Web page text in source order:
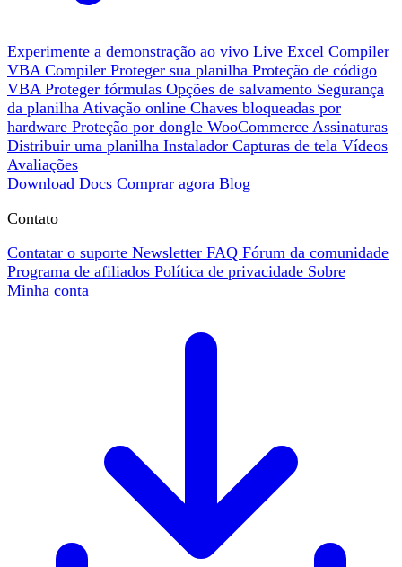
Experimente a demonstração ao vivo Live Excel Compiler
VBA Compiler Proteger sua planilha Proteção de código
VBA Proteger fórmulas Opções de salvamento Segurança
da planilha Ativação online Chaves bloqueadas por
hardware Proteção por dongle WooCommerce Assinaturas
Distribuir uma planilha Instalador Capturas de tela Vídeos
Avaliações
Download Docs Comprar agora Blog
Contato
Contatar o suporte Newsletter FAQ Fórum da comunidade
Programa de afiliados Política de privacidade Sobre
Minha conta